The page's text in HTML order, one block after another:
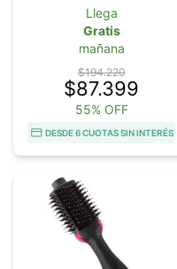
Llega
Gratis
mañana
$194.220
$87.399
55% OFF
DESDE 6 CUOTAS SIN INTERÉS